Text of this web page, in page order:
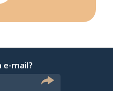
e-mail?